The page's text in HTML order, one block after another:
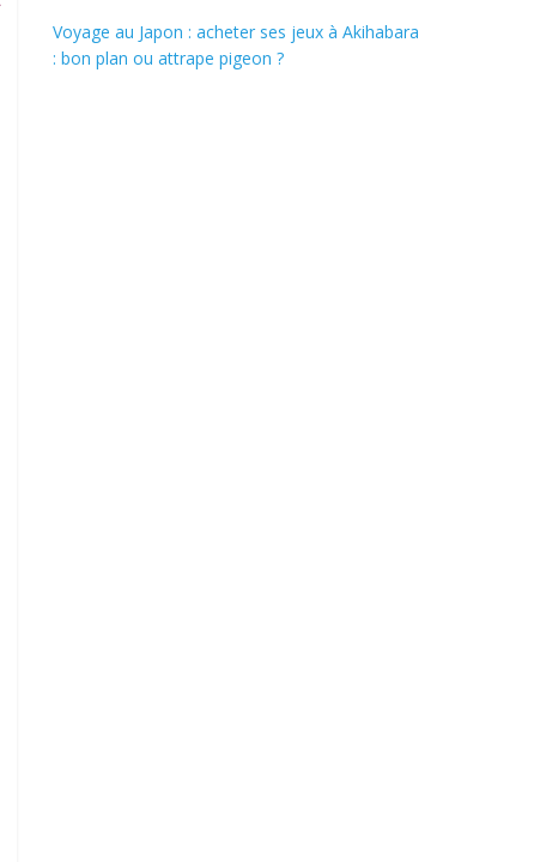
Voyage au Japon : acheter ses jeux à Akihabara
: bon plan ou attrape pigeon ?